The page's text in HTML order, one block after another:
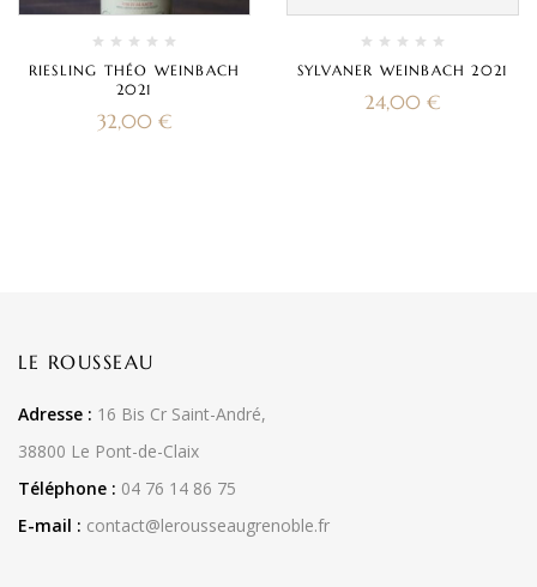
RIESLING THÉO WEINBACH
2021
32,00 €
SYLVANER WEINBACH 2021
24,00 €
LE ROUSSEAU
Adresse : 16 Bis Cr Saint-André,
38800 Le Pont-de-Claix
Téléphone : 04 76 14 86 75
E-mail : contact@lerousseaugrenoble.fr